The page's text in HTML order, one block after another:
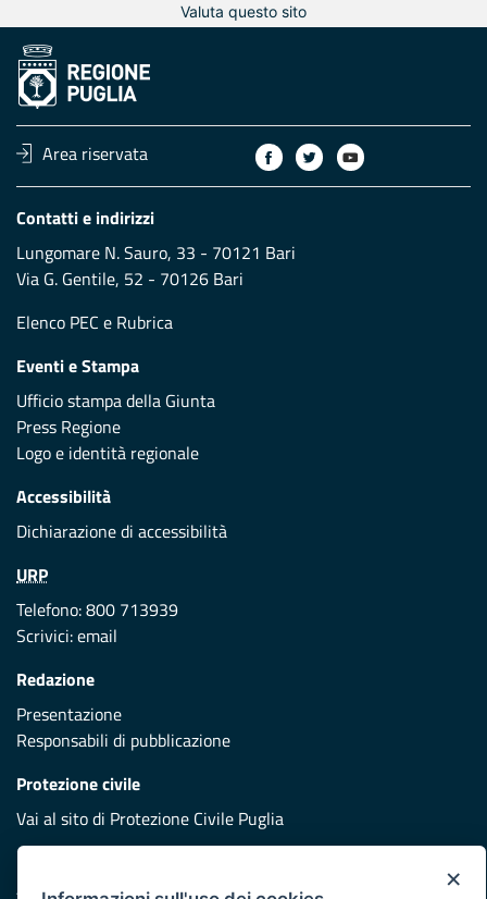
Valuta questo sito
Area riservata
Contatti e indirizzi
Lungomare N. Sauro, 33 - 70121 Bari
Via G. Gentile, 52 - 70126 Bari
Elenco PEC e Rubrica
Eventi e Stampa
Ufficio stampa della Giunta
Press Regione
Logo e identità regionale
Accessibilità
Dichiarazione di accessibilità
URP
Telefono: 800 713939
Scrivici:email
Redazione
Presentazione
Responsabili di pubblicazione
Protezione civile
Vai al sito di Protezione Civile Puglia
Asse XI
×